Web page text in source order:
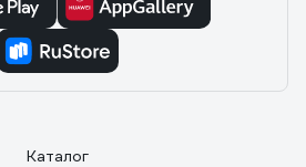
Каталог